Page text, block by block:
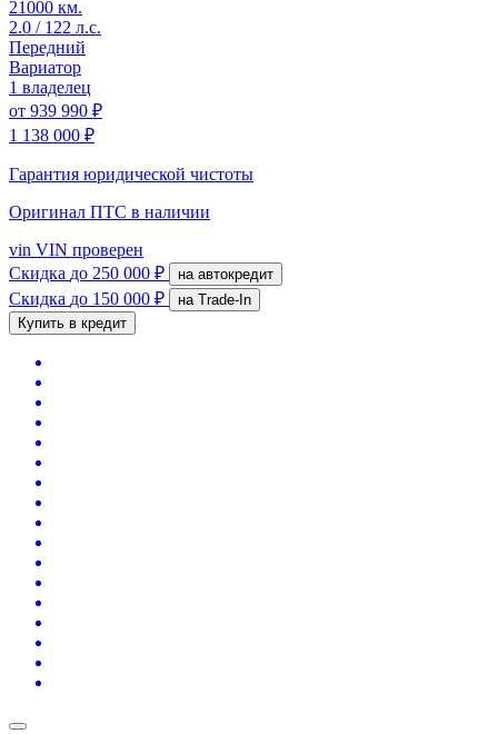
21000 км.
2.0 / 122 л.с.
Передний
Вариатор
1 владелец
от 939 990 ₽
1 138 000 ₽
Гарантия юридической чистоты
Оригинал ПТС в наличии
vin VIN проверен
Скидка до 250 000 ₽ на автокредит
Скидка до 150 000 ₽
на Trade-In
Купить в кредит